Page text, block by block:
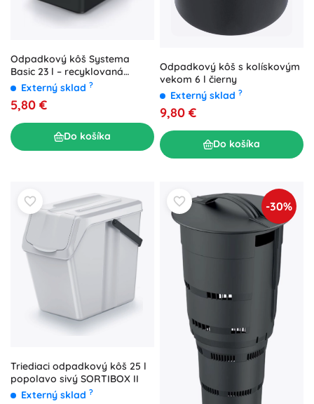
Odpadkový kôš Systema
Basic 23 l – recyklovaná
čierna
Externý sklad ?
5,80 €
Do košíka
Odpadkový kôš s kolískovým
vekom 6 l čierny
Externý sklad ?
9,80 €
Do košíka
Triediaci odpadkový kôš 25 l
popolavo sivý SORTIBOX II
Externý sklad ?
-30%